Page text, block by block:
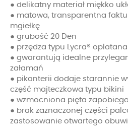
● delikatny materiał miękko
● matowa, transparentna
mgiełkę
● grubość 20 Den
● przędza typu Lycra® oplatana
● gwarantują idealne
załamań
● pikanterii dodaje starannie
część majteczkowa typu bikini
● wzmocniona pięta
● brak zaznaczonej części
zastosowanie otwartego